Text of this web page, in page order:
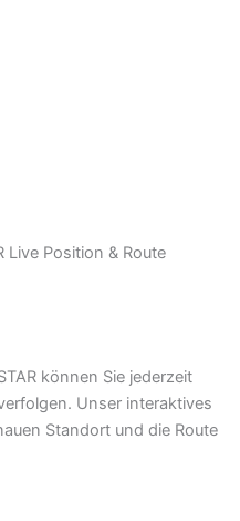
Live Position & Route
können Sie jederzeit
Unser interaktives
Standort und die Route